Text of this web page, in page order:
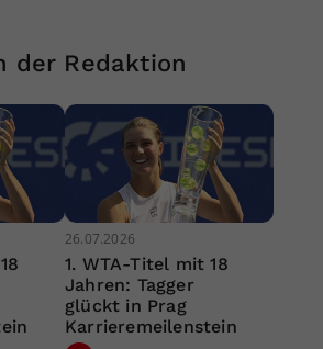
der Redaktion
26.07.2026
1. WTA-Titel mit 18
Jahren: Tagger
glückt in Prag
Karrieremeilenstein